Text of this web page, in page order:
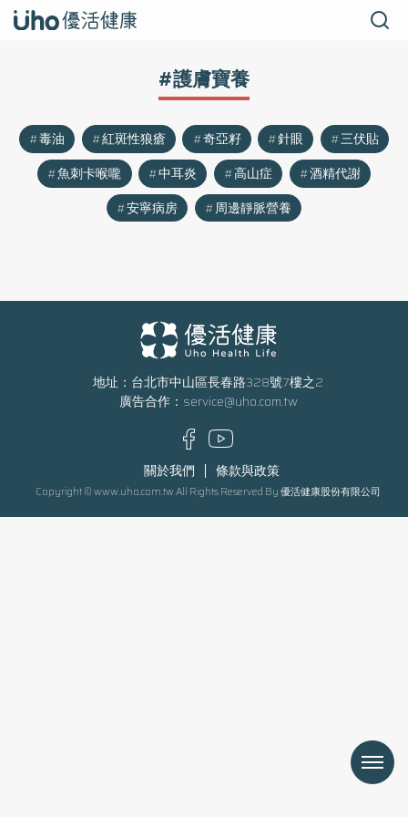
#護膚寶養
毒油 紅斑性狼瘡 奇亞籽 針眼
三伏貼
魚刺卡喉嚨
中耳炎 高山症
酒精代謝
安寧病房
周邊靜脈營養
地址：台北市中山區長春路328號7樓之2
廣告合作： service@uho.com.tw
關於我們 條款與政策
Copyright © www.uho.com.tw All Rights Reserved By 優活健康股份有限公司
Menu